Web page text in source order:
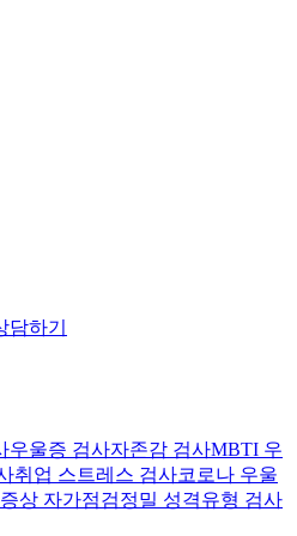
담하기
우울증 검사자존감 검사MBTI 우
취업 스트레스 검사코로나 우울
상 자가점검정밀 성격유형 검사